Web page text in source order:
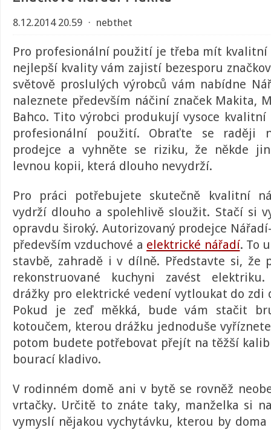
8.12.2014 20.59 ⋅ nebthet
Pro profesionální použití je třeba mít kvalitní
nejlepší kvality vám zajistí bezesporu
světově proslulých výrobců vám nabídne
naleznete především náčiní značek Makita,
Bahco. Tito výrobci produkují vysoce kvalitní
profesionální použití. Obraťte se raději
prodejce a vyhněte se riziku, že někde
levnou kopii, která dlouho nevydrží.
Pro práci potřebujete skutečně kvalitní
vydrží dlouho a spolehlivě sloužit. Stačí si
opravdu široký. Autorizovaný prodejce
především vzduchové a elektrické nářadí. To
stavbě, zahradě i v dílně. Představte si, že
rekonstruované kuchyni zavést
drážky pro elektrické vedení vytloukat do zdi
Pokud je zeď měkká, bude vám stačit
kotoučem, kterou drážku jednoduše
potom budete potřebovat přejít na těžší
bourací kladivo.
V rodinném domě ani v bytě se rovněž
vrtačky. Určitě to znáte taky, manželka si
vymyslí nějakou vychytávku, kterou by